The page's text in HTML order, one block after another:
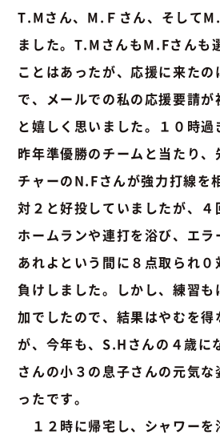
T.Mさん、M.Ｆさん、そして
ました。T.MさんもM.Fさんも
ことはあったが、応援に来たの
で、メールでの私の応援要請が
と嬉しく思いました。１０時過
昨年準優勝のチームと当たり、
チャーのN.Fさんが強力打線を
対２と好投していましたが、４
ホームランや連打を浴び、エラ
あれよという間に８点取られ０
負けしました。しかし、練習
加でしたので、結果はやむを得
が、今年も、S.Hさんの４歳に
さんの小３の息子さんの元気
ったです。
１２時に帰宅し、シャワーを